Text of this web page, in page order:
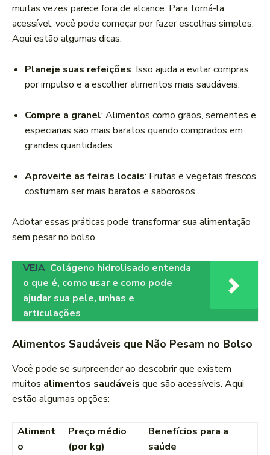
muitas vezes parece fora de alcance. Para torná-la
acessível, você pode começar por fazer escolhas simples.
Aqui estão algumas dicas:
Planeje suas refeições: Isso ajuda a evitar compras
por impulso e a escolher alimentos mais saudáveis.
Compre a granel: Alimentos como grãos, sementes e
especiarias são mais baratos quando comprados em
grandes quantidades.
Aproveite as feiras locais: Frutas e vegetais frescos
costumam ser mais baratos e saborosos.
Adotar essas práticas pode transformar sua alimentação
sem pesar no bolso.
VEJA Colágeno hidrolisado entenda
o que é, como usar e como pode
ajudar sua pele, unhas e
articulações
Alimentos Saudáveis que Não Pesam no Bolso
Você pode se surpreender ao descobrir que existem
muitos alimentos saudáveis que são acessíveis. Aqui
estão algumas opções:
Aliment
o
Preço médio
(por kg)
Benefícios para a
saúde